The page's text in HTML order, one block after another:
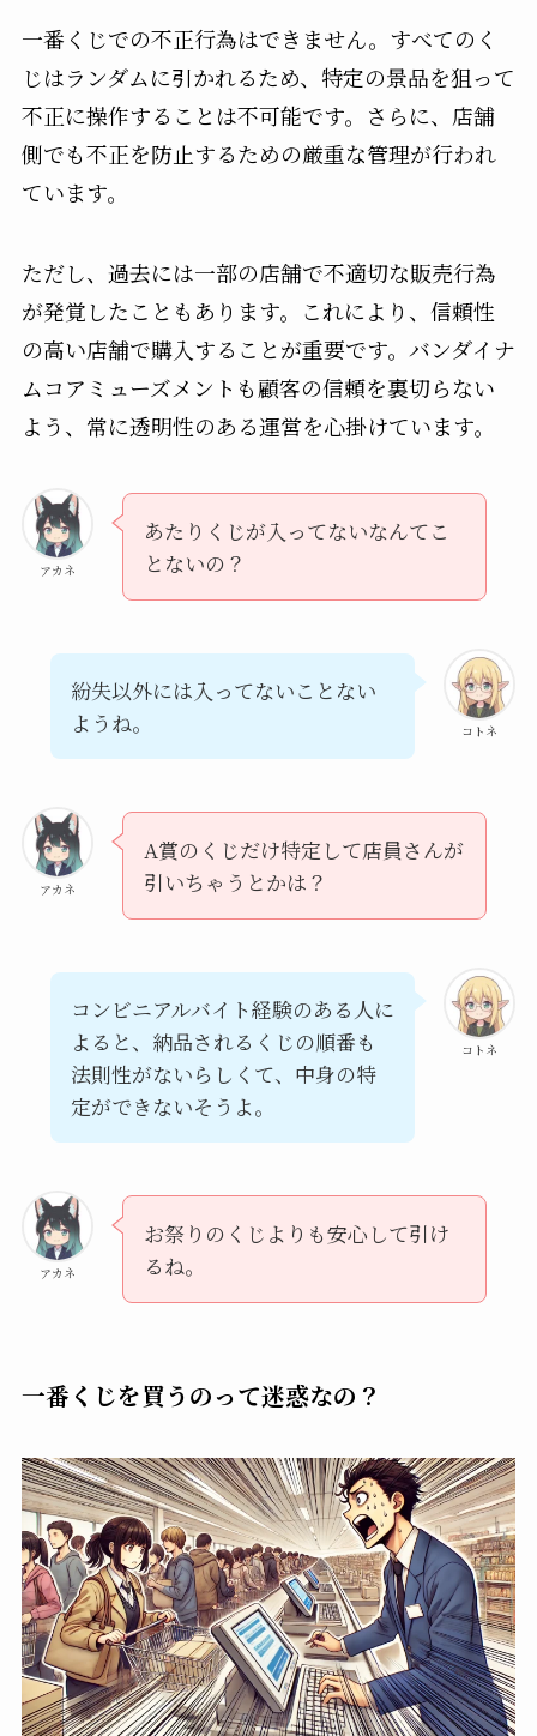
一番くじでの不正行為はできません。すべてのく
じはランダムに引かれるため、特定の景品を狙って
不正に操作することは不可能です。さらに、店舗
側でも不正を防止するための厳重な管理が行われ
ています。
ただし、過去には一部の店舗で不適切な販売行為
が発覚したこともあります。これにより、信頼性
の高い店舗で購入することが重要です。バンダイナ
ムコアミューズメントも顧客の信頼を裏切らない
よう、常に透明性のある運営を心掛けています。
アカネ
あたりくじが入ってないなんてこ
とないの？
コトネ
紛失以外には入ってないことない
ようね。
アカネ
A賞のくじだけ特定して店員さんが
引いちゃうとかは？
コトネ
コンビニアルバイト経験のある人に
よると、納品されるくじの順番も
法則性がないらしくて、中身の特
定ができないそうよ。
アカネ
お祭りのくじよりも安心して引け
るね。
一番くじを買うのって迷惑なの？